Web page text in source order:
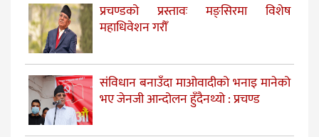
प्रचण्डको प्रस्तावः मङ्सिरमा विशेष
महाधिवेशन गरौँ
संविधान बनाउँदा माओवादीको भनाइ मानेको
भए जेनजी आन्दोलन हुँदैनथ्यो : प्रचण्ड